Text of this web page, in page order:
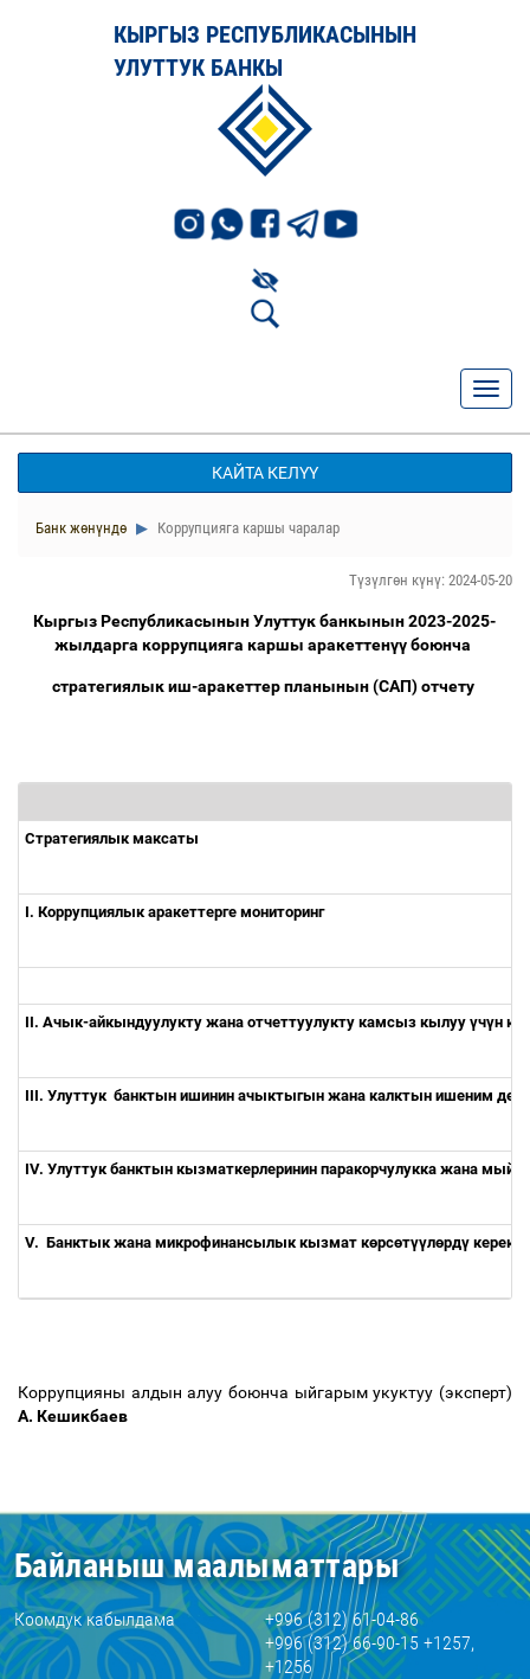
КЫРГЫЗ РЕСПУБЛИКАСЫНЫН
УЛУТТУК БАНКЫ
КАЙТА КЕЛҮҮ
Банк жөнүндө Коррупцияга каршы чаралар
Түзүлгөн күнү: 2024-05-20
Кыргыз Республикасынын Улуттук банкынын 2023-2025-
жылдарга коррупцияга каршы аракеттенүүбоюнча
стратегиялык иш-аракеттер планынын (САП) отчету
Стратегиялык максаты
I. Коррупциялык аракеттерге мониторинг
II. Ачык-айкындуулукту жана отчеттуулукту камсыз кылуу үчүн
III. Улуттук банктын ишинин ачыктыгын жана калктын ишеним
IV. Улуттук банктын кызматкерлеринин паракорчулукка жана
V. Банктык жана микрофинансылык кызмат көрсөтүүлөрдү керект
Коррупцияны алдын алуу боюнча ыйгарым укуктуу (эксперт)
А. Кешикбаев
Байланыш маалыматтары
Коомдук кабылдама
+996 (312) 61-04-86
+996 (312) 66-90-15 +1257,
+1256